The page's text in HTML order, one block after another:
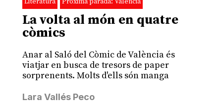
La volta al món en quatre
còmics
Anar al Saló del Còmic de València és
viatjar en busca de tresors de paper
sorprenents. Molts d'ells són manga
Lara Vallés Peco